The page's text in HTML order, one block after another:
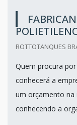
ROTTOTANQUES
Quem procura
conhecerá a
um orçamento na
conhecendo a